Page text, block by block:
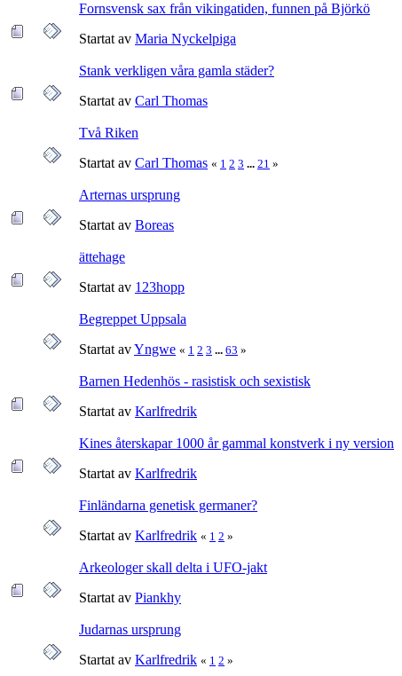
Fornsvensk sax från vikingatiden, funnen på Björkö
Startat av Maria Nyckelpiga
Stank verkligen våra gamla städer?
Startat av Carl Thomas
Två Riken
Startat av Carl Thomas « 1 2 3 ... 21 »
Arternas ursprung
Startat av Boreas
ättehage
Startat av 123hopp
Begreppet Uppsala
Startat avYngwe « 1 2 3 ... 63 »
Barnen Hedenhös - rasistisk och sexistisk
Startat av Karlfredrik
Kines återskapar 1000 år gammal konstverk i ny version
Startat av Karlfredrik
Finländarna genetisk germaner?
Startat av Karlfredrik « 1 2 »
Arkeologer skall delta i UFO-jakt
Startat av Piankhy
Judarnas ursprung
Startat av Karlfredrik « 1 2 »